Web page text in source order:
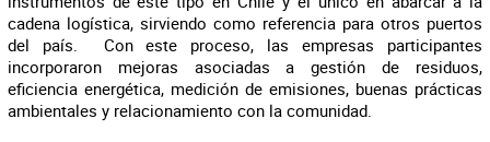
cadena logística, sirviendo como referencia para otros puertos
del país. Con este proceso, las empresas participantes
incorporaron mejoras asociadas a gestión de residuos,
eficiencia energética, medición de emisiones, buenas prácticas
ambientales y relacionamiento con la comunidad.